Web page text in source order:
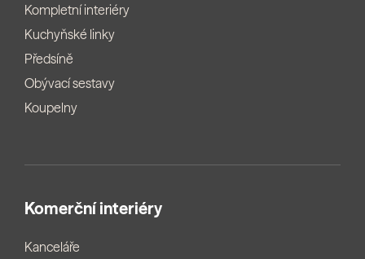
Kompletní interiéry
Kuchyňské linky
Předsíně
Obývací sestavy
Koupelny
Komerční interiéry
Kanceláře